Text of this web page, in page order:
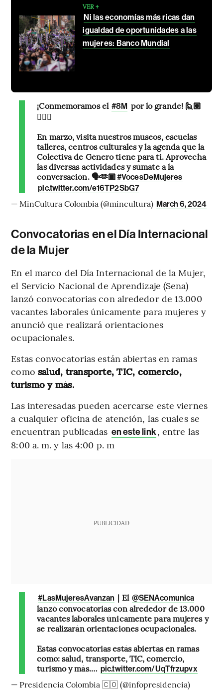
VER +
Ni las economías más ricas dan
igualdad de oportunidades a las
mujeres: Banco Mundial
¡Conmemoramos el #8M por lo grande! 🙋🏽
🙋🏼‍♀️
En marzo, visita nuestros museos, escuelas
talleres, centros culturales y la agenda que la
Colectiva de Género tiene para ti. Aprovecha
las diversas actividades y súmate a la
conversación. 🗣️🫶🏾#VocesDeMujeres
pic.twitter.com/e16TP2SbG7
— MinCultura Colombia (@mincultura) March 6, 2024
Convocatorias en el Día Internacional
de la Mujer
En el marco del Día Internacional de la Mujer,
el Servicio Nacional de Aprendizaje (Sena)
lanzó convocatorias con alrededor de 13.000
vacantes laborales únicamente para mujeres y
anunció que realizará orientaciones
ocupacionales.
Estas convocatorias están abiertas en ramas
como salud, transporte, TIC, comercio,
turismo y más.
Las interesadas pueden acercarse este viernes
a cualquier oficina de atención, las cuales se
encuentran publicadas en este link, entre las
8:00 a. m. y las 4:00 p. m
PUBLICIDAD
#LasMujeresAvanzan | El @SENAcomunica
lanzó convocatorias con alrededor de 13.000
vacantes laborales únicamente para mujeres y
se realizarán orientaciones ocupacionales.
Estas convocatorias estás abiertas en ramas
como: salud, transporte, TIC, comercio,
turismo y más.… pic.twitter.com/UqTfrzupvx
— Presidencia Colombia 🇨🇴 (@infopresidencia)